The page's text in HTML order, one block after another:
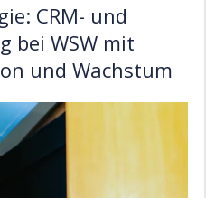
CRM- und
bei WSW mit
und Wachstum